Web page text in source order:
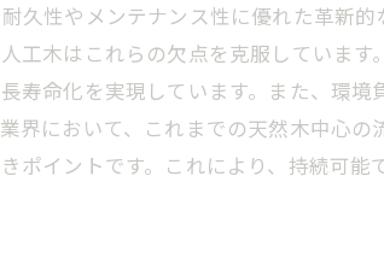
久性やメンテナンス性に優れた革新
工木はこれらの欠点を克服していま
寿命化を実現しています。また、環
界において、これまでの天然木中心
ポイントです。これにより、持続可